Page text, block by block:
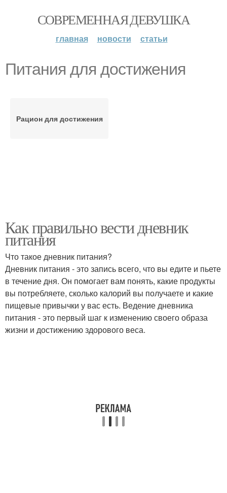
СОВРЕМЕННАЯ ДЕВУШКА
главная новости статьи
Питания для достижения
Рацион для достижения
Как правильно вести дневник
питания
Что такое дневник питания?
Дневник питания - это запись всего, что вы едите и пьете
в течение дня. Он помогает вам понять, какие продукты
вы потребляете, сколько калорий вы получаете и какие
пищевые привычки у вас есть. Ведение дневника
питания - это первый шаг к изменению своего образа
жизни и достижению здорового веса.